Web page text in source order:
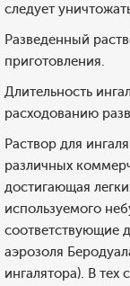
следует
Разведенный
приготовления.
Длительность
расходованию
Раствор для
различных
достигающая
используемого
соответствующие
аэрозоля
ингалятора). В тех